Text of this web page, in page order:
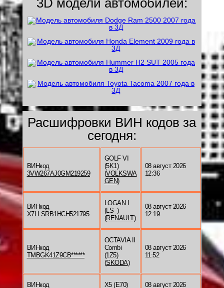
3D модели автомобилей:
Расшифровки ВИН кодов за
сегодня:
ВИНкод
3VW267AJ0GM219259
GOLF VI
(5K1)
(VOLKSWA
GEN)
08 август 2026
12:36
ВИНкод
X7LLSRB1HCH521795
LOGAN I
(LS_)
(RENAULT)
08 август 2026
12:19
ВИНкод
TMBGK41Z9CB******
OCTAVIA II
Combi
(1Z5)
(SKODA)
08 август 2026
11:52
ВИНкод
X5 (E70)
08 август 2026